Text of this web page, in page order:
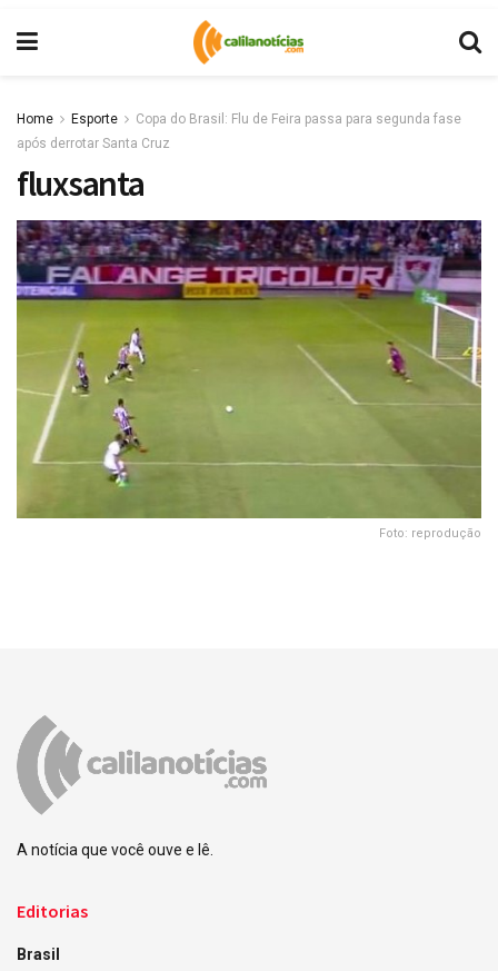
Home Esporte
Copa do Brasil: Flu de Feira passa para segunda fase
após derrotar Santa Cruz
fluxsanta
Foto: reprodução
A notícia que você ouve e lê.
Editorias
Brasil